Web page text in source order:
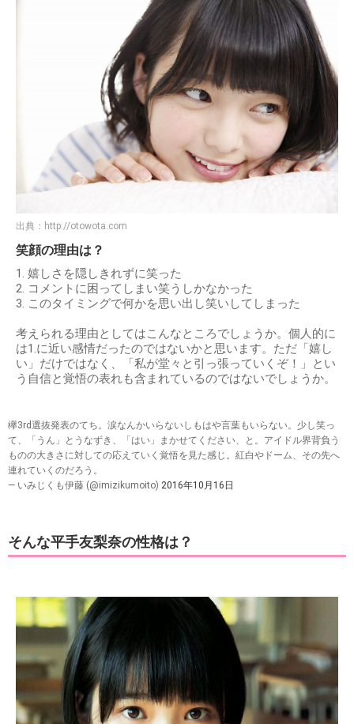
出典： http://otowota.com
笑顔の理由は？
1. 嬉しさを隠しきれずに笑った
2. コメントに困ってしまい笑うしかなかった
3. このタイミングで何かを思い出し笑いしてしまった
考えられる理由としてはこんなところでしょうか。個人的に
は1.に近い感情だったのではないかと思います。ただ「嬉し
い」だけではなく、「私が堂々と引っ張っていくぞ！」とい
う自信と覚悟の表れも含まれているのではないでしょうか。
欅3rd選抜発表のてち。涙なんかいらないしもはや言葉もいらない。少し笑っ
て、「うん」とうなずき、「はい」まかせてください、と。アイドル界背負う
ものの大きさに対しての応えていく覚悟を見た感じ。紅白やドーム、その先へ
連れていくのだろう。
— いみじくも伊藤 (@imizikumoito) 2016年10月16日
そんな平手友梨奈の性格は？